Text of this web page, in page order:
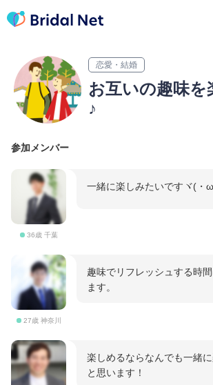
恋愛・結婚
お互いの趣味を
♪
参加メンバー
36歳 千葉
一緒に楽しみたいですヾ(・ω
27歳 神奈川
趣味でリフレッシュする時
ます。
楽しめるならなんでも一緒
と思います！